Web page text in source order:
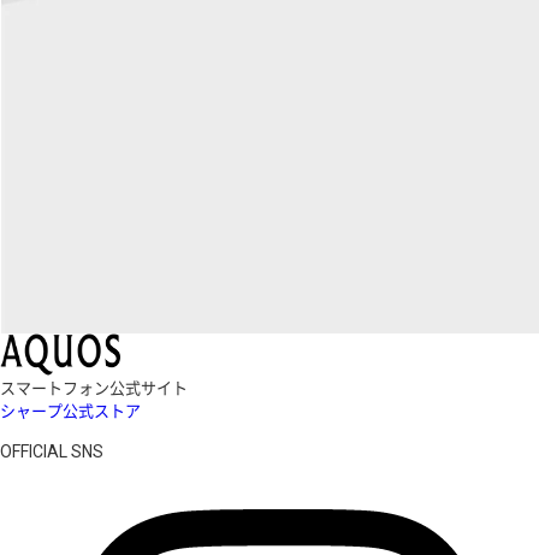
スマートフォン公式サイト
シャープ公式ストア
OFFICIAL SNS